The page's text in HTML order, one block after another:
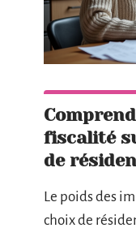
fiscalité
de
Le poids des
choix de